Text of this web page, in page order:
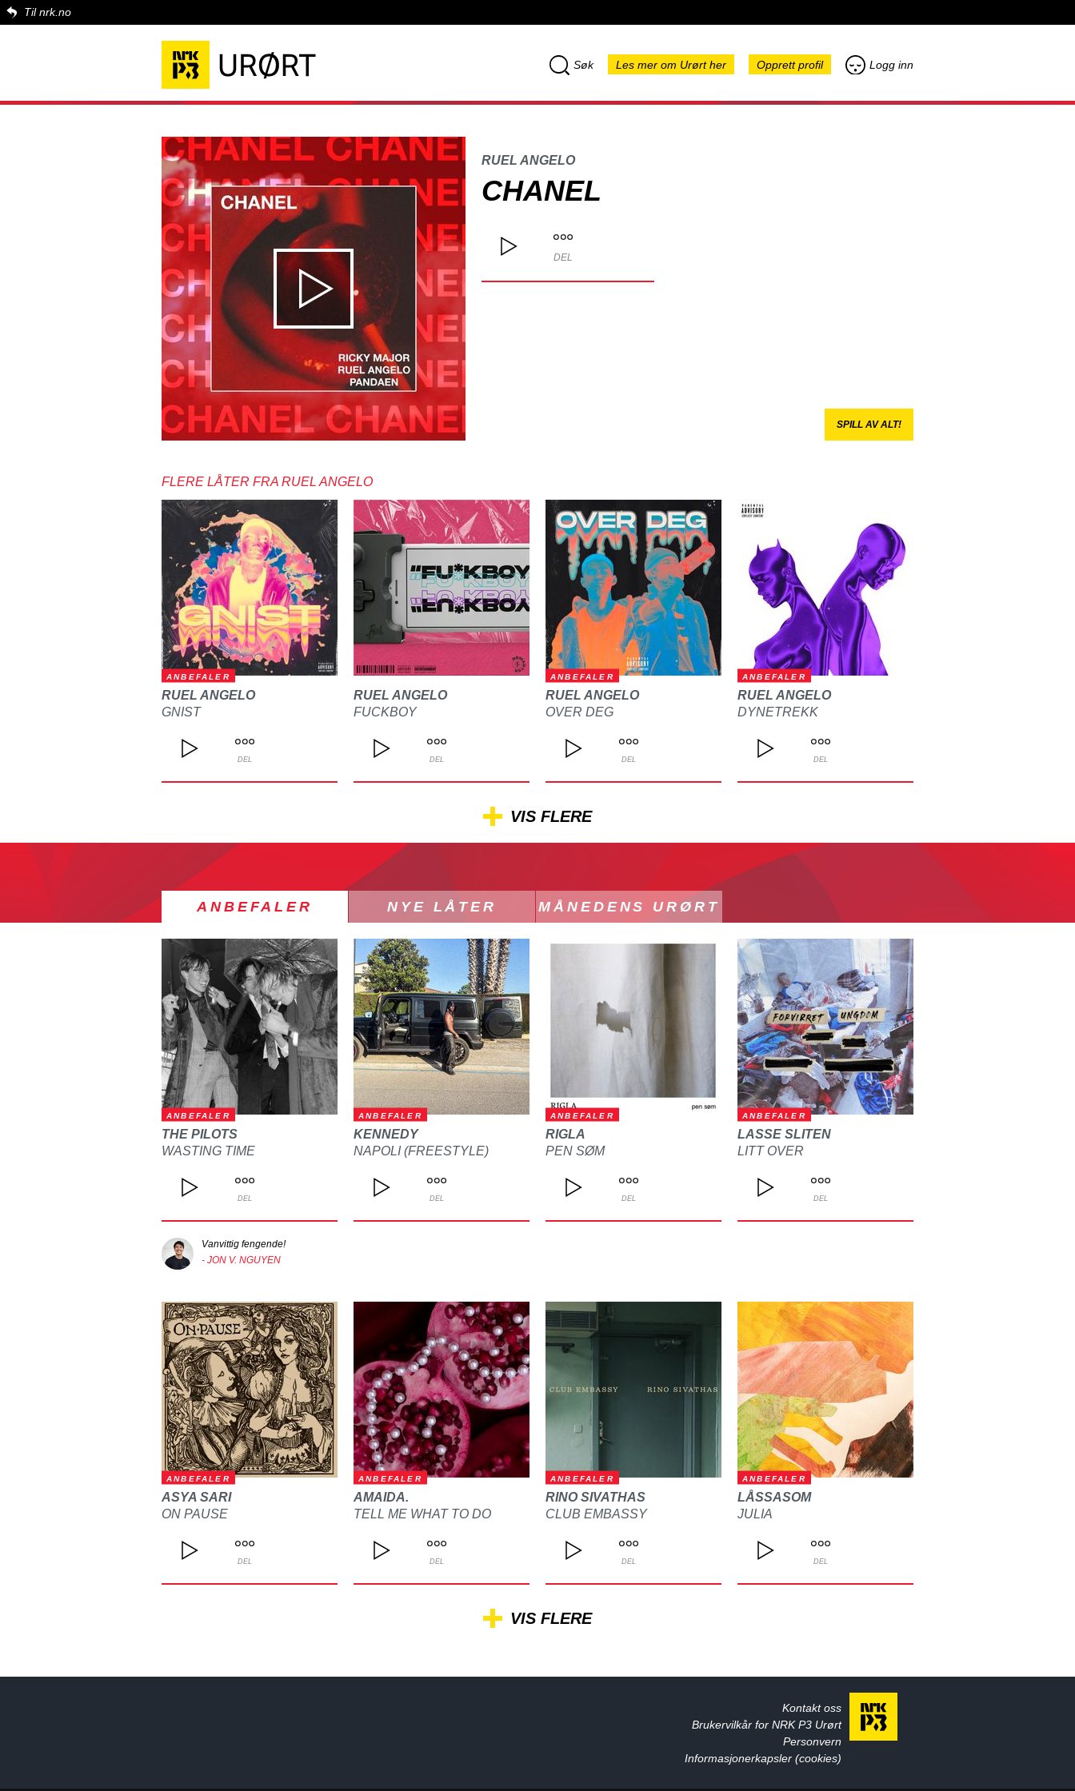
Til nrk.no
Søk Les mer om Urørt her Opprett profil Logg inn
RUEL ANGELO
CHANEL
DEL
SPILL AV ALT!
FLERE LÅTER FRA RUEL ANGELO
ANBEFALER
RUEL ANGELO
GNIST
DEL
RUEL ANGELO
FUCKBOY
DEL
ANBEFALER
RUEL ANGELO
OVER DEG
DEL
ANBEFALER
RUEL ANGELO
DYNETREKK
DEL
VIS FLERE
ANBEFALER NYE LÅTER MÅNEDENS URØRT
ANBEFALER
THE PILOTS
WASTING TIME
DEL
Vanvittig fengende!
- JON V. NGUYEN
ANBEFALER
KENNEDY
NAPOLI (FREESTYLE)
DEL
ANBEFALER
RIGLA
PEN SØM
DEL
ANBEFALER
LASSE SLITEN
LITT OVER
DEL
ANBEFALER
ASYA SARI
ON PAUSE
DEL
ANBEFALER
AMAIDA.
TELL ME WHAT TO DO
DEL
ANBEFALER
RINO SIVATHAS
CLUB EMBASSY
DEL
ANBEFALER
LÅSSASOM
JULIA
DEL
VIS FLERE
Kontakt oss
Brukervilkår for NRK P3 Urørt
Personvern
Informasjonerkapsler (cookies)